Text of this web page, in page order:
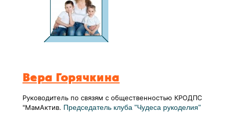
Вера Горячкина
Руководитель по связям с общественностью КРОДПС
"МамАктив. Председатель клуба "Чудеса рукоделия"